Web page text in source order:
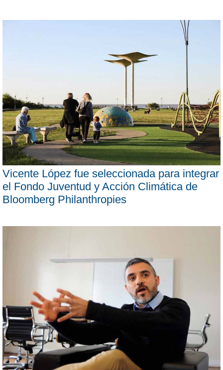
Vicente López fue seleccionada para integrar
el Fondo Juventud y Acción Climática de
Bloomberg Philanthropies